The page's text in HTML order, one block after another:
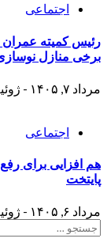
اجتماعی
رئیس کمیته عمران
برخی منازل نوسازی شده جنگ ۱۲ روزه
مرداد ۷, ۱۴۰۵ - ژوئیه ۲۹, ۲۰۲۶
اجتماعی
پایتخت
مرداد ۶, ۱۴۰۵ - ژوئیه ۲۸, ۲۰۲۶
جستجو